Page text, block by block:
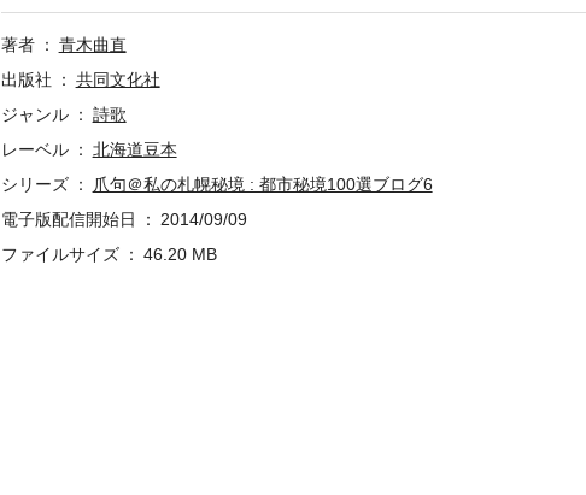
著者
青木曲直
出版社
共同文化社
ジャンル
詩歌
レーベル
北海道豆本
シリーズ
爪句＠私の札幌秘境 : 都市秘境100選ブログ6
電子版配信開始日
2014/09/09
ファイルサイズ
46.20 MB